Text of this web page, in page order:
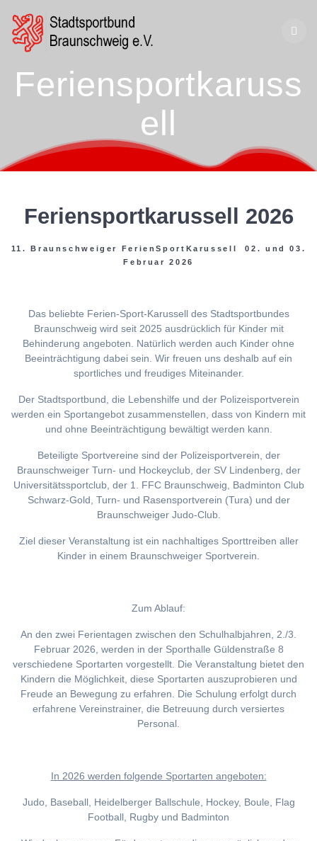
Feriensportkaruss
ell
Feriensportkarussell 2026
11. Braunschweiger FerienSportKarussell 02. und 03.
Februar 2026
Das beliebte Ferien-Sport-Karussell des Stadtsportbundes
Braunschweig wird seit 2025 ausdrücklich für Kinder mit
Behinderung angeboten. Natürlich werden auch Kinder ohne
Beeinträchtigung dabei sein. Wir freuen uns deshalb auf ein
sportliches und freudiges Miteinander.
Der Stadtsportbund, die Lebenshilfe und der Polizeisportverein
werden ein Sportangebot zusammenstellen, dass von Kindern mit
und ohne Beeinträchtigung bewältigt werden kann.
Beteiligte Sportvereine sind der Polizeisportverein, der
Braunschweiger Turn- und Hockeyclub, der SV Lindenberg, der
Universitätssportclub, der 1. FFC Braunschweig, Badminton Club
Schwarz-Gold, Turn- und Rasensportverein (Tura) und der
Braunschweiger Judo-Club.
Ziel dieser Veranstaltung ist ein nachhaltiges Sporttreiben aller
Kinder in einem Braunschweiger Sportverein.
Zum Ablauf:
An den zwei Ferientagen zwischen den Schulhalbjahren, 2./3.
Februar 2026, werden in der Sporthalle Güldenstraße 8
verschiedene Sportarten vorgestellt. Die Veranstaltung bietet den
Kindern die Möglichkeit, diese Sportarten auszuprobieren und
Freude an Bewegung zu erfahren. Die Schulung erfolgt durch
erfahrene Vereinstrainer, die Betreuung durch versiertes
Personal.
In 2026 werden folgende Sportarten angeboten:
Judo, Baseball, Heidelberger Ballschule, Hockey, Boule, Flag
Football, Rugby und Badminton